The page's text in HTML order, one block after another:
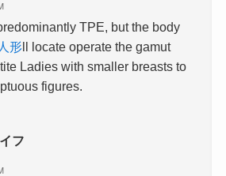
TPE, but the body
形ll locate operate the gamut
Ladies with smaller breasts to
figures.
フ